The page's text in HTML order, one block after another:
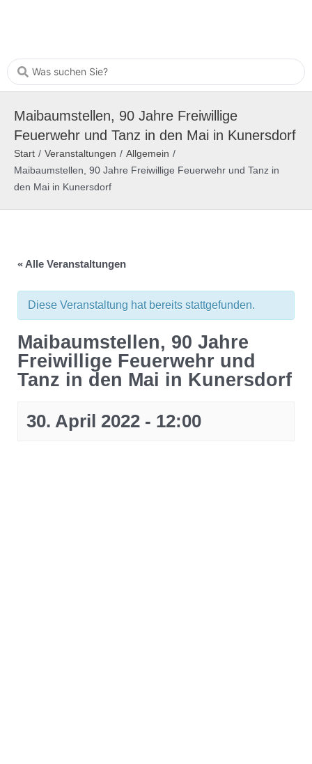
Maibaumstellen, 90 Jahre Freiwillige
Feuerwehr und Tanz in den Mai in Kunersdorf
Start / Veranstaltungen / Allgemein /
Maibaumstellen, 90 Jahre Freiwillige Feuerwehr und Tanz in
den Mai in Kunersdorf
« Alle Veranstaltungen
Diese Veranstaltung hat bereits stattgefunden.
Maibaumstellen, 90 Jahre
Freiwillige Feuerwehr und
Tanz in den Mai in Kunersdorf
30. April 2022 - 12:00